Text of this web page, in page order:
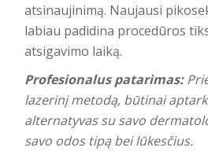
atsinaujinimą. Naujausi
labiau padidina procedūros
atsigavimo laiką.
Profesionalus patarimas:
lazerinį metodą, būtinai
alternatyvas su savo
savo odos tipą bei lūkesčius.